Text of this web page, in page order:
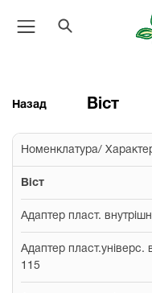
Назад Віст
Номенклатура/
Віст
Адаптер пласт.
Адаптер пласт.універс.
115